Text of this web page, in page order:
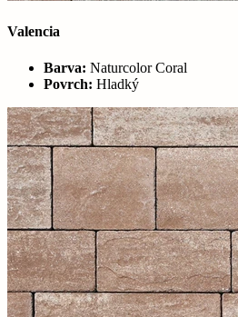
Valencia
Barva: Naturcolor Coral
Povrch: Hladký